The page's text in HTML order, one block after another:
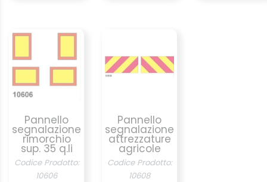
Pannello
segnalazione
rimorchio
sup. 35 q.li
Codice Prodotto:
10606
Pannello
segnalazione
attrezzature
agricole
Codice Prodotto:
10608